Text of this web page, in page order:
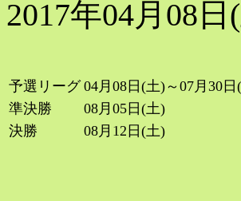
2017年04月08
予選リーグ 04月08日(土)～07月30日
準決勝
08月05日(土)
決勝
08月12日(土)